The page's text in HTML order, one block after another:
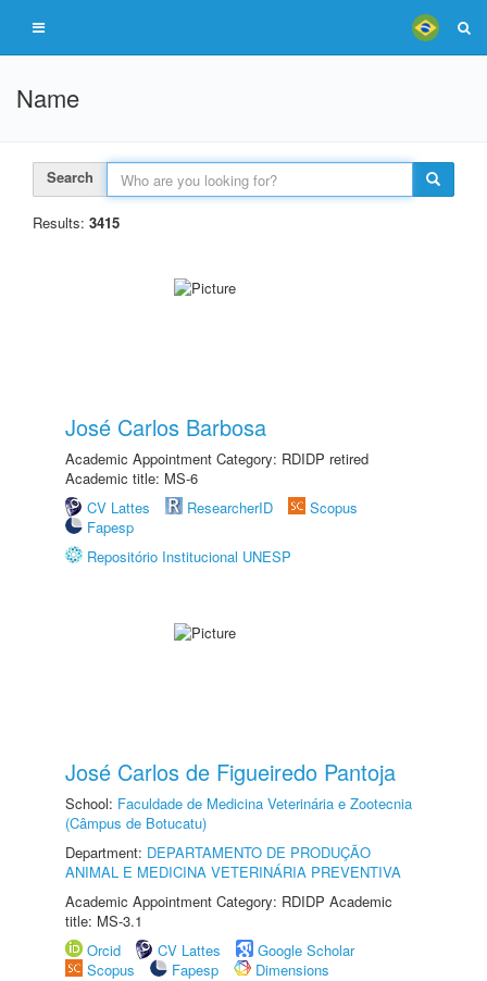
Name
Search
Results: 3415
José Carlos Barbosa
Academic Appointment Category: RDIDP retired
Academic title: MS-6
CV Lattes
ResearcherID
Scopus
Fapesp
Repositório Institucional UNESP
José Carlos de Figueiredo Pantoja
School: Faculdade de Medicina Veterinária e Zootecnia
(Câmpus de Botucatu)
Department: DEPARTAMENTO DE PRODUÇÃO
ANIMAL E MEDICINA VETERINÁRIA PREVENTIVA
Academic Appointment Category: RDIDP Academic
title: MS-3.1
Orcid
CV Lattes
Google Scholar
Scopus
Fapesp
Dimensions